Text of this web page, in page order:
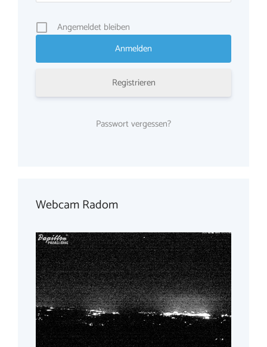
Angemeldet bleiben
Registrieren
Passwort vergessen?
Webcam Radom